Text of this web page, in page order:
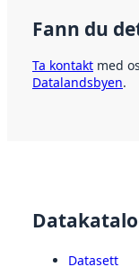
Fann du
Ta kontakt med
Datalandsbyen.
Datasett